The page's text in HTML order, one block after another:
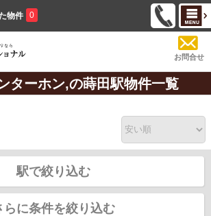
物件 0
お問合せ
ターホン,の蒔田駅物件一覧
駅で絞り込む
らに条件を絞り込む